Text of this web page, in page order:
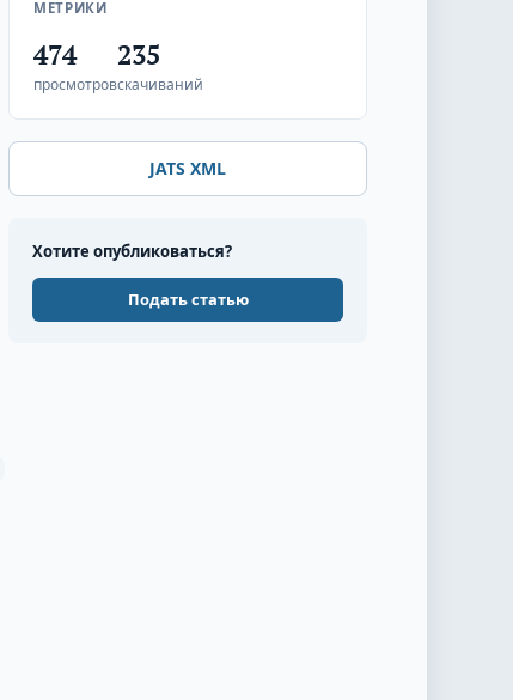
МЕТРИКИ
474
просмотров
235
скачиваний
JATS XML
Хотите опубликоваться?
Подать статью